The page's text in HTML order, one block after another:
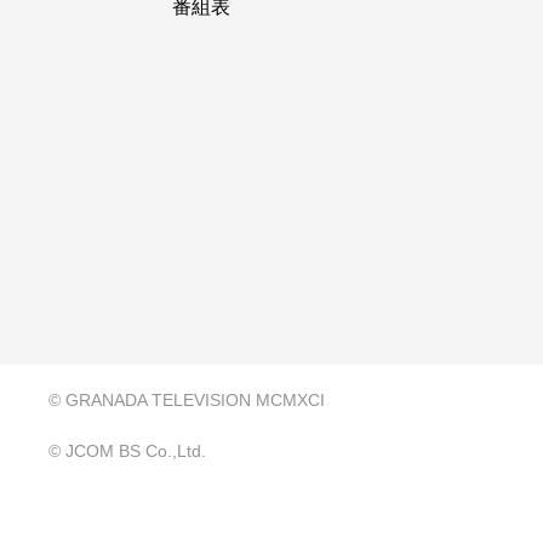
番組表
© GRANADA TELEVISION MCMXCI
© JCOM BS Co.,Ltd.